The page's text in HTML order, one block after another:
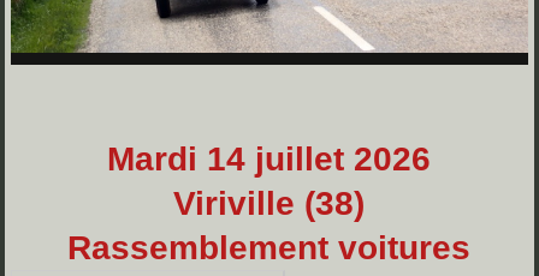
Mardi 14 juillet 2026
Viriville (38)
Rassemblement voitures